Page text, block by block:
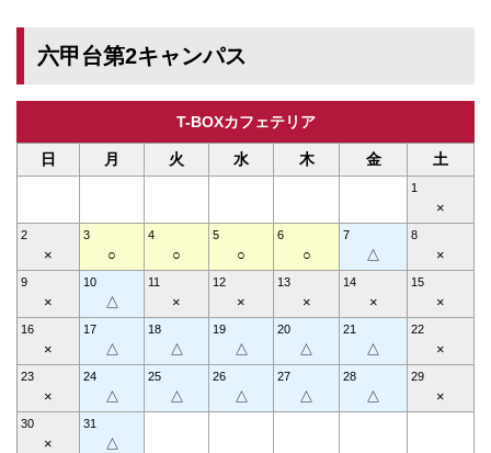
六甲台第2キャンパス
T-BOXカフェテリア
日 月 火 水 木 金 土
1
×
2
×
3
○
4
○
5
○
6
○
7
△
8
×
9
×
10
△
11
×
12
×
13
×
14
×
15
×
16
×
17
△
18
△
19
△
20
△
21
△
22
×
23
×
24
△
25
△
26
△
27
△
28
△
29
×
30
×
31
△